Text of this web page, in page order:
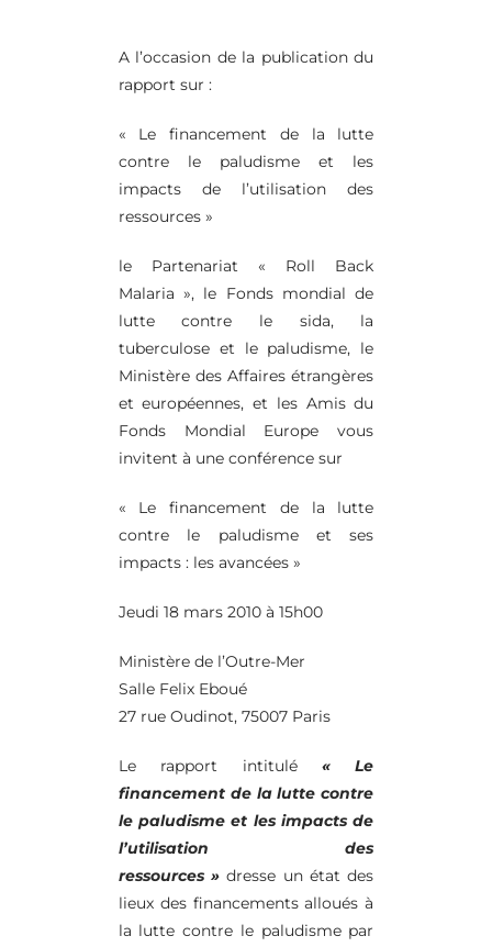
A l’occasion de la publication du
rapport sur :
« Le financement de la lutte
contre le paludisme et les
impacts de l’utilisation des
ressources »
le Partenariat « Roll Back
Malaria », le Fonds mondial de
lutte contre le sida, la
tuberculose et le paludisme, le
Ministère des Affaires étrangères
et européennes, et les Amis du
Fonds Mondial Europe vous
invitent à une conférence sur
« Le financement de la lutte
contre le paludisme et ses
impacts : les avancées »
Jeudi 18 mars 2010 à 15h00
Ministère de l’Outre-Mer
Salle Felix Eboué
27 rue Oudinot, 75007 Paris
Le rapport intitulé « Le
financement de la lutte contre
le paludisme et les impacts de
l’utilisation des
ressources »dresse un état des
lieux des financements alloués à
la lutte contre le paludisme par